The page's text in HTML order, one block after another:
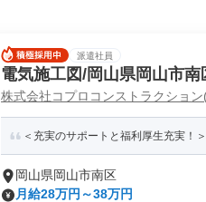
派遣社員
電気施工図/岡山県岡山市南
株式会社コプロコンストラクショ
＜充実のサポートと福利厚生充実！
岡山県岡山市南区
月給28万円～38万円